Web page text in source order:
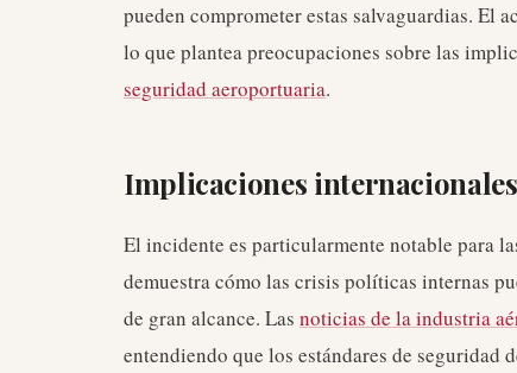
pueden comprometer estas salvaguardias. El
lo que plantea preocupaciones sobre las
seguridad aeroportuaria.
Implicaciones
El incidente es particularmente notable para
demuestra cómo las crisis políticas internas
de gran alcance. Las noticias de la industria
entendiendo que los estándares de seguridad